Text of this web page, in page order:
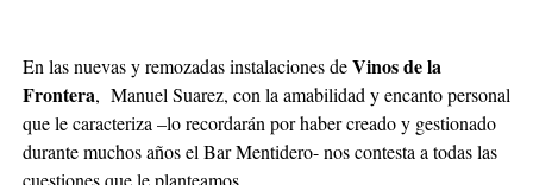
En las nuevas y remozadas instalaciones deVinos de la
Frontera, Manuel Suarez, con la amabilidad y encanto personal
que le caracteriza –lo recordarán por haber creado y gestionado
durante muchos años el Bar Mentidero- nos contesta a todas las
cuestiones que le planteamos.